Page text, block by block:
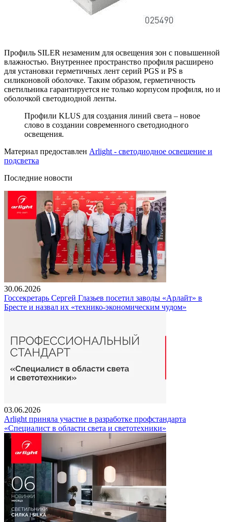
Профиль SILER незаменим для освещения зон с повышенной
влажностью. Внутреннее пространство профиля расширено
для установки герметичных лент серий PGS и PS в
силиконовой оболочке. Таким образом, герметичность
светильника гарантируется не только корпусом профиля, но и
оболочкой светодиодной ленты.
Профили KLUS для создания линий света – новое
слово в создании современного светодиодного
освещения.
Материал предоставлен Arlight - светодиодное освещение и
подсветка
Последние новости
30.06.2026
Госсекретарь Сергей Глазьев посетил заводы «Арлайт» в
Бресте и назвал их «технико-экономическим чудом»
03.06.2026
Arlight приняла участие в разработке профстандарта
«Специалист в области света и светотехники»